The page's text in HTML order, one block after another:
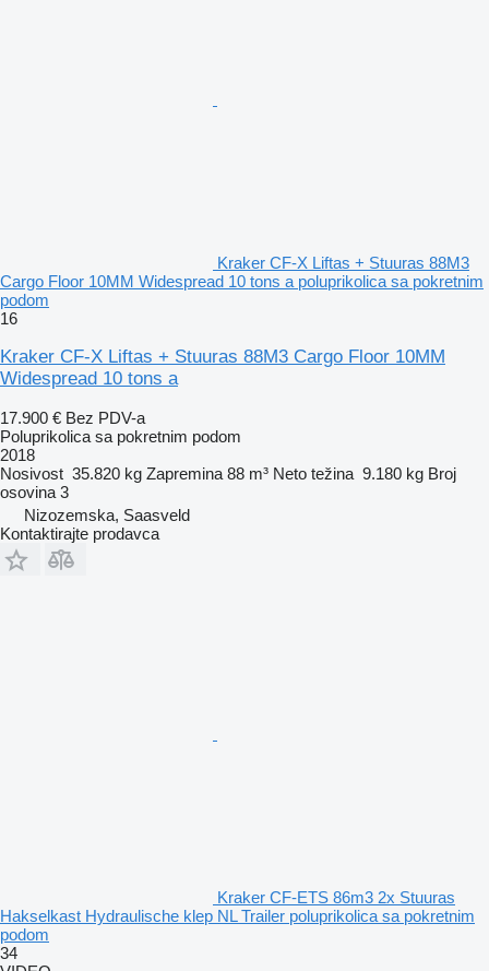
Kraker CF-X Liftas + Stuuras 88M3
Cargo Floor 10MM Widespread 10 tons a poluprikolica sa pokretnim
podom
16
Kraker CF-X Liftas + Stuuras 88M3 Cargo Floor 10MM
Widespread 10 tons a
17.900 € Bez PDV-a
Poluprikolica sa pokretnim podom
2018
Nosivost 35.820 kg Zapremina 88 m³ Neto težina 9.180 kg Broj
osovina 3
Nizozemska, Saasveld
Kontaktirajte prodavca
Kraker CF-ETS 86m3 2x Stuuras
Hakselkast Hydraulische klep NL Trailer poluprikolica sa pokretnim
podom
34